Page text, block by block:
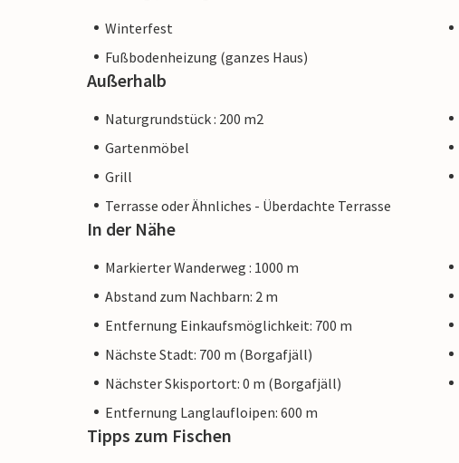
Winterfest
Fußbodenheizung (ganzes Haus)
Außerhalb
Naturgrundstück : 200 m2
Gartenmöbel
Grill
Terrasse oder Ähnliches - Überdachte Terrasse
In der Nähe
Markierter Wanderweg : 1000 m
Abstand zum Nachbarn: 2 m
Entfernung Einkaufsmöglichkeit: 700 m
Nächste Stadt: 700 m (Borgafjäll)
Nächster Skisportort: 0 m (Borgafjäll)
Entfernung Langlaufloipen: 600 m
Tipps zum Fischen